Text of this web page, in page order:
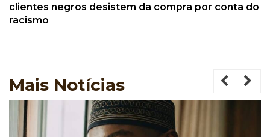
clientes negros desistem da compra por conta do
racismo
Mais Notícias